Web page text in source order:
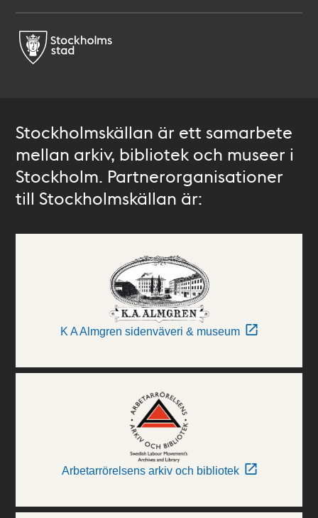
Stockholmskällan är ett samarbete
mellan arkiv, bibliotek och museer i
Stockholm. Partnerorganisationer
till Stockholmskällan är:
K A Almgren sidenväveri & museum
Arbetarrörelsens arkiv och bibliotek